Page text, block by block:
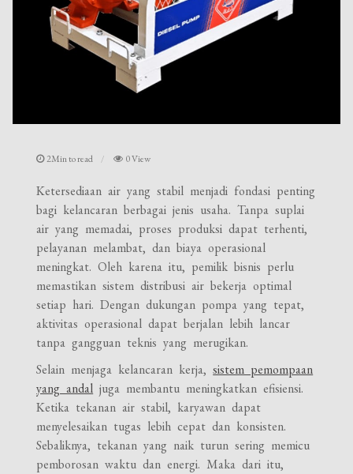
2Min to read 0 View
Ketersediaan air yang stabil menjadi fondasi penting
bagi kelancaran berbagai jenis usaha. Tanpa suplai
air yang memadai, proses produksi dapat terhenti,
pelayanan melambat, dan biaya operasional
meningkat. Oleh karena itu, pemilik bisnis perlu
memastikan sistem distribusi air bekerja optimal
setiap hari. Dengan dukungan pompa yang tepat,
aktivitas operasional dapat berjalan lebih lancar
tanpa gangguan teknis yang merugikan.
Selain menjaga kelancaran kerja,sistem pemompaan
yang andal juga membantu meningkatkan efisiensi.
Ketika tekanan air stabil, karyawan dapat
menyelesaikan tugas lebih cepat dan konsisten.
Sebaliknya, tekanan yang naik turun sering memicu
pemborosan waktu dan energi. Maka dari itu,